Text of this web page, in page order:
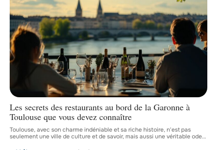
Les secrets des restaurants au bord de la Garonne à
Toulouse que vous devez connaître
Toulouse, avec son charme indéniable et sa riche histoire, n'est pas
seulement une ville de culture et de savoir, mais aussi une véritable ode…